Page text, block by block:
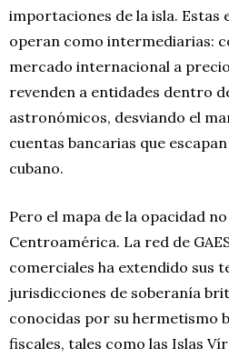
importaciones de la isla. Estas
operan como intermediarias:
mercado internacional a
revenden a entidades dentro
astronómicos, desviando el
cuentas bancarias que
cubano.
Pero el mapa de la opacidad
Centroamérica. La red de
comerciales ha extendido sus
jurisdicciones de soberanía
conocidas por su hermetismo
fiscales, tales como las Islas